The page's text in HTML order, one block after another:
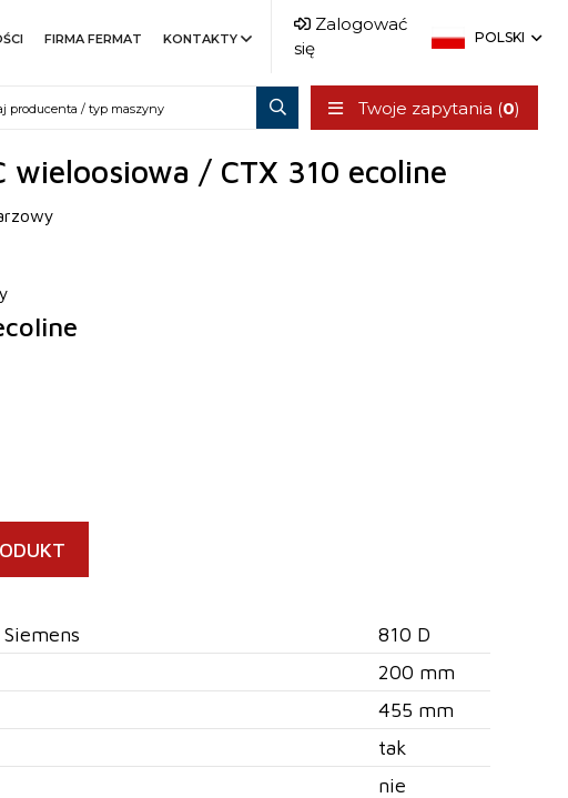
FIRMA FERMAT KONTAKTY
Zalogować
się
POLSKI
Twoje zapytania (0)
wieloosiowa / CTX 310 ecoline
810 D
200 mm
455 mm
tak
nie